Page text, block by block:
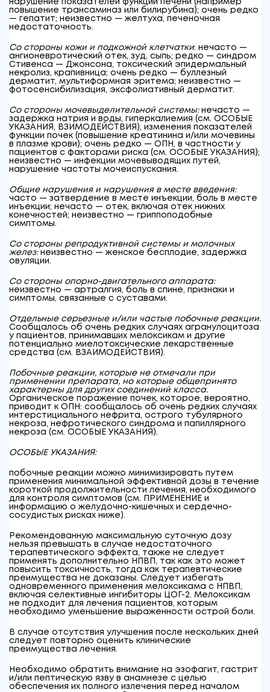
нарушение показателей функции печени (например
повышение трансаминаз или билирубина); очень редко
— гепатит; неизвестно — желтуха, печеночная
недостаточность.
Со стороны кожи и подкожной клетчатки: нечасто —
ангионевротический отек, зуд, сыпь; редко — синдром
Стивенса — Джонсона, токсический эпидермальный
некролиз, крапивница; очень редко — буллезный
дерматит, мультиформная эритема; неизвестно —
фотосенсибилизация, эксфолиативный дерматит.
Со стороны мочевыделительной системы:нечасто —
задержка натрия и воды, гиперкалиемия (см. ОСОБЫЕ
УКАЗАНИЯ, ВЗИМОДЕЙСТВИЯ), изменения показателей
функции почек (повышение креатинина и/или мочевины
в плазме крови); очень редко — ОПН, в частности у
пациентов с факторами риска (см. ОСОБЫЕ УКАЗАНИЯ);
неизвестно — инфекции мочевыводящих путей,
нарушение частоты мочеиспускания.
Общие нарушения и нарушения в месте введения:
часто — затвердение в месте инъекции, боль в месте
инъекции; нечасто — отек, включая отек нижних
конечностей; неизвестно — гриппоподобные
симптомы.
Со стороны репродуктивной системы и молочных
желез:неизвестно — женское бесплодие, задержка
овуляции.
Со стороны опорно-двигательного аппарата:
неизвестно — артралгия, боль в спине, признаки и
симптомы, связанные с суставами.
Отдельные серьезные и/или частые побочные реакции.
Сообщалось об очень редких случаях агранулоцитоза
у пациентов, принимавших мелоксикам и другие
потенциально миелотоксические лекарственные
средства (см. ВЗАИМОДЕЙСТВИЯ).
Побочные реакции, которые не отмечали при
применении препарата, но которые общепринято
характерны для других соединений класса.
Органическое поражение почек, которое, вероятно,
приводит к ОПН: сообщалось об очень редких случаях
интерстициального нефрита, острого тубулярного
некроза, нефротического синдрома и папиллярного
некроза (см. ОСОБЫЕ УКАЗАНИЯ).
ОСОБЫЕ УКАЗАНИЯ:
побочные реакции можно минимизировать путем
применения минимальной эффективной дозы в течение
короткой продолжительности лечения, необходимого
для контроля симптомов (см. ПРИМЕНЕНИЕ и
информацию о желудочно-кишечных и сердечно-
сосудистых рисках ниже).
Рекомендованную максимальную суточную дозу
нельзя превышать в случае недостаточного
терапевтического эффекта, также не следует
применять дополнительно НПВП, так как это может
повысить токсичность, тогда как терапевтические
преимущества не доказаны. Следует избегать
одновременного применения мелоксикама с НПВП,
включая селективные ингибиторы ЦОГ-2. Мелоксикам
не подходит для лечения пациентов, которым
необходимо уменьшение выраженности острой боли.
В случае отсутствия улучшения после нескольких дней
следует повторно оценить клинические
преимущества лечения.
Необходимо обратить внимание на эзофагит, гастрит
и/или пептическую язву в анамнезе с целью
обеспечения их полного излечения перед началом